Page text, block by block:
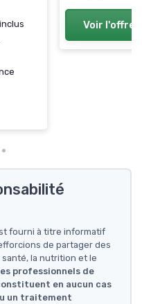
Voir l'offre
fourni à titre informatif
de partager des
la nutrition et le
professionnels de
en aucun cas
un traitement